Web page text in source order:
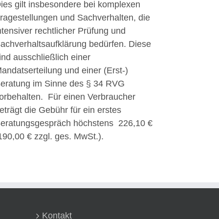
gilt insbesondere bei komplexen
und Sachverhalten, die
rechtlicher Prüfung und
bedürfen. Diese
ausschließlich einer
und einer (Erst-)
im Sinne des § 34 RVG
Für einen Verbraucher
die Gebühr für ein erstes
höchstens 226,10 €
€ zzgl. ges. MwSt.).
Kontakt